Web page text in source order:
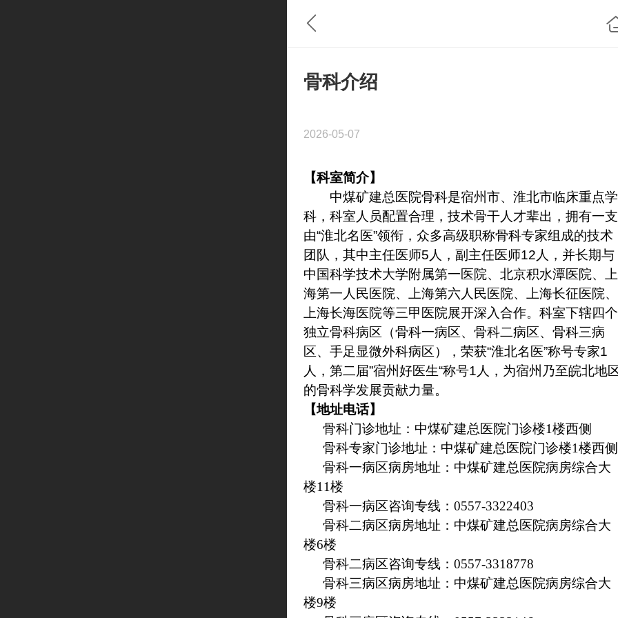
骨科介绍
2026-05-07
【科室简介】
中煤矿建总医院骨科是宿州市、淮北市临床重点学
科，科室人员配置合理，技术骨干人才辈出，拥有一支
由“淮北名医”领衔，众多高级职称骨科专家组成的技术
团队，其中主任医师5人，副主任医师12人，并长期与
中国科学技术大学附属第一医院、北京积水潭医院、上
海第一人民医院、上海第六人民医院、上海长征医院、
上海长海医院等三甲医院展开深入合作。科室下辖四个
独立骨科病区（骨科一病区、骨科二病区、骨科三病
区、手足显微外科病区），荣获“淮北名医”称号专家1
人，第二届”宿州好医生“称号1人，为宿州乃至皖北地
的骨科学发展贡献力量。
【地址电话】
骨科门诊地址：中煤矿建总医院门诊楼1楼西侧
骨科专家门诊地址：中煤矿建总医院门诊楼1楼西侧
骨科一病区病房地址：中煤矿建总医院病房综合大
楼11楼
骨科一病区咨询专线： 0557-3322403
骨科二病区病房地址：中煤矿建总医院病房综合大
楼6楼
骨科二病区咨询专线： 0557-3318778
骨科三病区病房地址：中煤矿建总医院病房综合大
楼9楼